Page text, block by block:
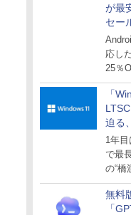
が最
セー
応し
25％
「
迫る
～
1年
で最
の“橋
無料
「